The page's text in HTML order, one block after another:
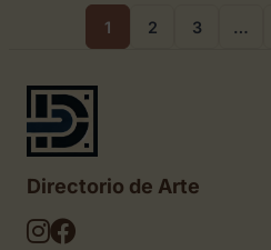
1 2 3 …
Directorio de Arte